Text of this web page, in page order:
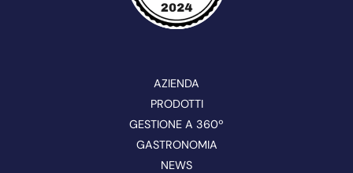
AZIENDA
PRODOTTI
GESTIONE A 360º
GASTRONOMIA
NEWS